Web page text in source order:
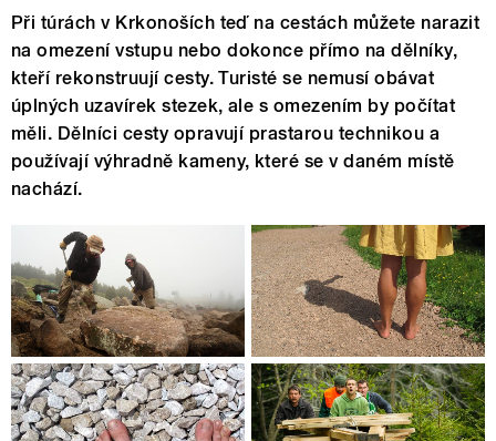
Při túrách v Krkonoších teď na cestách můžete narazit
na omezení vstupu nebo dokonce přímo na dělníky,
kteří rekonstruují cesty. Turisté se nemusí obávat
úplných uzavírek stezek, ale s omezením by počítat
měli. Dělníci cesty opravují prastarou technikou a
používají výhradně kameny, které se v daném místě
nachází.